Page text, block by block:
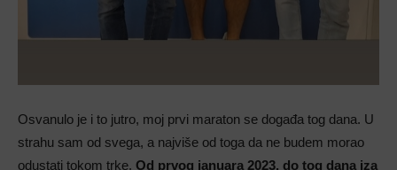
Osvanulo je i to jutro, moj prvi maraton se događa tog dana. U
strahu sam od svega, a najviše od toga da ne budem morao
odustati tokom trke. Od prvog januara 2023. do tog dana iza